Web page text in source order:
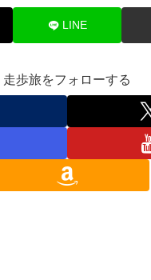
LINE
走歩旅をフォローする